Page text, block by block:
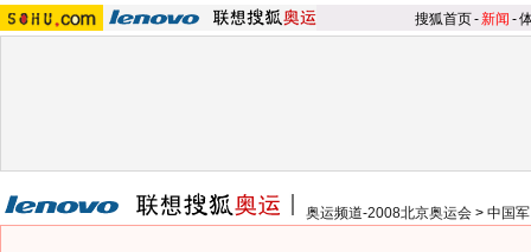
搜狐首页-新闻 -
奥运频道-2008北京奥运会 > 中国